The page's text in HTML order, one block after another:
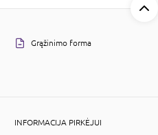
Grąžinimo forma
INFORMACIJA PIRKĖJUI